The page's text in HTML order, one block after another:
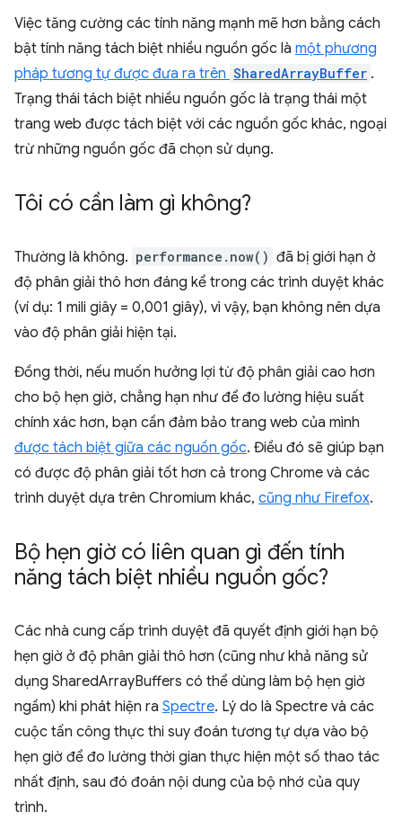
Việc tăng cường các tính năng mạnh mẽ hơn bằng cách
bật tính năng tách biệt nhiều nguồn gốc là một phương
pháp tương tự được đưa ra trên SharedArrayBuffer .
Trạng thái tách biệt nhiều nguồn gốc là trạng thái một
trang web được tách biệt với các nguồn gốc khác, ngoại
trừ những nguồn gốc đã chọn sử dụng.
Tôi có cần làm gì không?
Thường là không. performance.now() đã bị giới hạn ở
độ phân giải thô hơn đáng kể trong các trình duyệt khác
(ví dụ: 1 mili giây = 0,001 giây), vì vậy, bạn không nên dựa
vào độ phân giải hiện tại.
Đồng thời, nếu muốn hưởng lợi từ độ phân giải cao hơn
cho bộ hẹn giờ, chẳng hạn như để đo lường hiệu suất
chính xác hơn, bạn cần đảm bảo trang web của mình
được tách biệt giữa các nguồn gốc. Điều đó sẽ giúp bạn
có được độ phân giải tốt hơn cả trong Chrome và các
trình duyệt dựa trên Chromium khác, cũng như Firefox.
Bộ hẹn giờ có liên quan gì đến tính
năng tách biệt nhiều nguồn gốc?
Các nhà cung cấp trình duyệt đã quyết định giới hạn bộ
hẹn giờ ở độ phân giải thô hơn (cũng như khả năng sử
dụng SharedArrayBuffers có thể dùng làm bộ hẹn giờ
ngầm) khi phát hiện ra Spectre. Lý do là Spectre và các
cuộc tấn công thực thi suy đoán tương tự dựa vào bộ
hẹn giờ để đo lường thời gian thực hiện một số thao tác
nhất định, sau đó đoán nội dung của bộ nhớ của quy
trình.